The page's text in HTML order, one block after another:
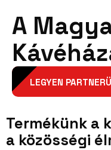
A
LEGYEN
Termékünk a
a közösségi